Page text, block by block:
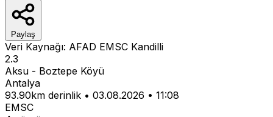
Paylaş
Veri Kaynağı: AFAD EMSC Kandilli
2.3
Aksu - Boztepe Köyü
Antalya
93.90km derinlik • 03.08.2026 • 11:08
EMSC